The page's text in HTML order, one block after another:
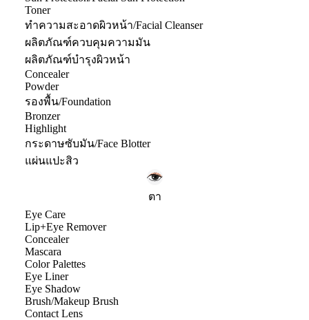
Toner
ทำความสะอาดผิวหน้า/Facial Cleanser
ผลิตภัณฑ์ควบคุมความมัน
ผลิตภัณฑ์บำรุงผิวหน้า
Concealer
Powder
รองพื้น/Foundation
Bronzer
Highlight
กระดาษซับมัน/Face Blotter
แผ่นแปะสิว
ตา
Eye Care
Lip+Eye Remover
Concealer
Mascara
Color Palettes
Eye Liner
Eye Shadow
Brush/Makeup Brush
Contact Lens